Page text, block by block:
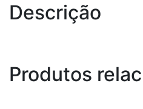
Descrição
Produtos